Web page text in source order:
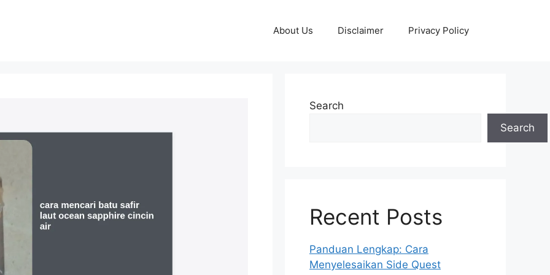
About Us Disclaimer Privacy Policy
Search
Search
Recent Posts
Panduan Lengkap: Cara
Menyelesaikan Side Quest